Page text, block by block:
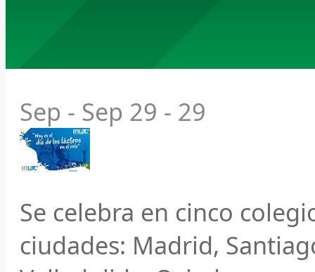
Sep - Sep 29 - 29
Se celebra en cinco
ciudades: Madrid,